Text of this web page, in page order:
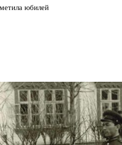
юбилей